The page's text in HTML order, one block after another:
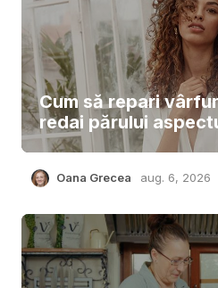
Cum să repari
redai părului
Oana Grecea aug. 6, 2026